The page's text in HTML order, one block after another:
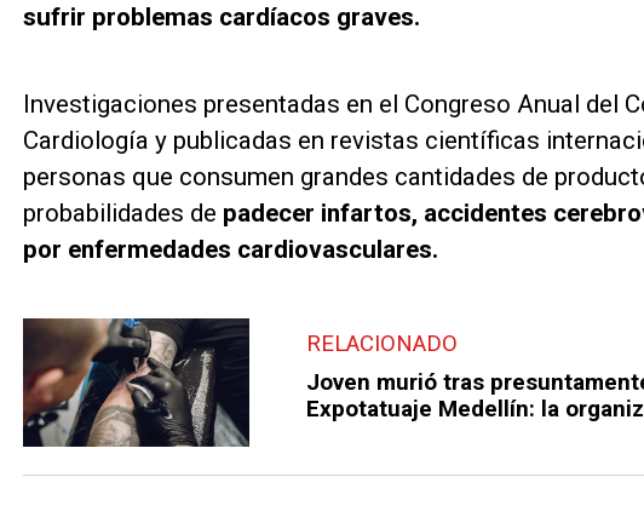
sufrir problemas cardíacos graves.
Investigaciones presentadas en el Congreso Anual del
Cardiología y publicadas en revistas científicas
personas que consumen grandes cantidades de
probabilidades de padecer infartos, accidentes
por enfermedades cardiovasculares.
RELACIONADO
Joven murió tras
Expotatuaje Medellín: la